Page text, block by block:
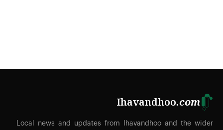
Ihavandhoo.com
Local news and updates from Ihavandhoo and the wider